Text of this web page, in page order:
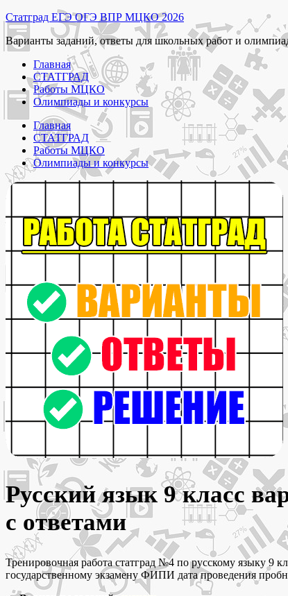
Перейти
к
содержимому
Статград ЕГЭ ОГЭ ВПР МЦКО 2026
Варианты заданий, ответы для школьных работ и
Главная
СТАТГРАД
Работы МЦКО
Олимпиады и конкурсы
Главная
СТАТГРАД
Работы МЦКО
Олимпиады и конкурсы
Русский язык 9 класс
с ответами
Тренировочная работа статград №4 по русскому языку 9
государственному экзамену ФИПИ дата проведения